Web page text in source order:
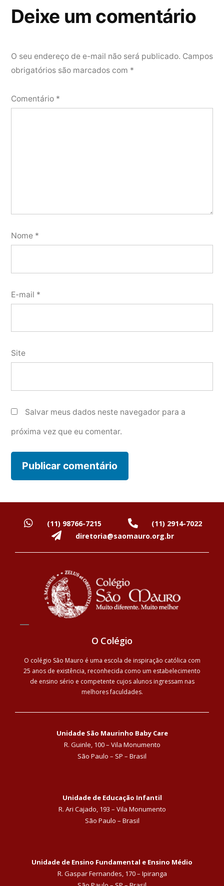
Deixe um comentário
O seu endereço de e-mail não será publicado. Campos
obrigatórios são marcados com *
Comentário *
Nome *
E-mail *
Site
Salvar meus dados neste navegador para a
próxima vez que eu comentar.
(11) 98766-7215
(11) 2914-7022
diretoria@saomauro.org.br
O Colégio
O colégio São Mauro é uma escola de inspiração católica com
25 anos de existência, reconhecida como um estabelecimento
de ensino sério e competente cujos alunos ingressam nas
melhores faculdades.
Unidade São Maurinho Baby Care
R. Guinle, 100 – Vila Monumento
São Paulo – SP – Brasil
Unidade de Educação Infantil
R. Ari Cajado, 193 – Vila Monumento
São Paulo – Brasil
Unidade de Ensino Fundamental e Ensino Médio
R. Gaspar Fernandes, 170 – Ipiranga